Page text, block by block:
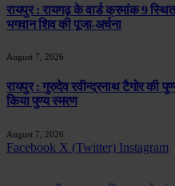
रायपुर : रायगढ़ के वार्ड क्रमांक 9
भगवान शिव की पूजा-अर्चना
August 7, 2026
रायपुर : गुरुदेव रवीन्द्रनाथ टैगोर की
किया पुण्य स्मरण
August 7, 2026
Facebook X (Twitter) Instagram